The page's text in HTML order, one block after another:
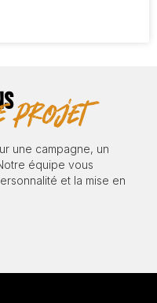
projet
une campagne, un
équipe vous
et la mise en